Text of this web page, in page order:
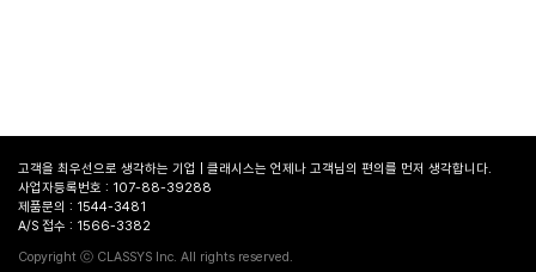
고객을 최우선으로 생각하는 기업 | 클래시스는 언제나 고객님의 편의를 먼저 생각합니다.
사업자등록번호 : 107-88-39288
제품문의 : 1544-3481
A/S 접수 : 1566-3382
Copyright ⓒ CLASSYS Inc. All rights reserved.